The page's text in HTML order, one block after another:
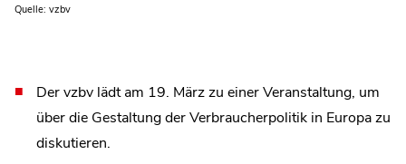
Quelle: vzbv
Der vzbv lädt am 19. März zu einer Veranstaltung, um
über die Gestaltung der Verbraucherpolitik in Europa zu
diskutieren.